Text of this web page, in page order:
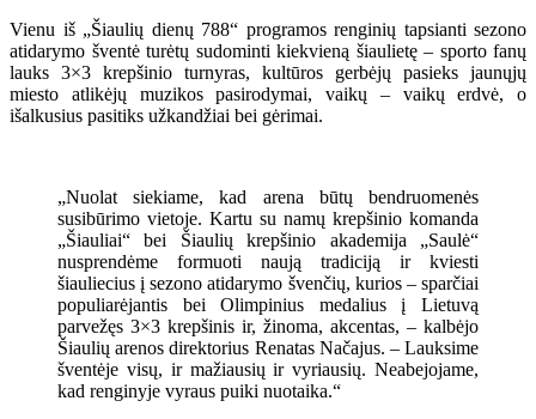
Vienu iš „Šiaulių dienų 788“ programos renginių tapsianti sezono
atidarymo šventė turėtų sudominti kiekvieną šiaulietę – sporto fanų
lauks 3×3 krepšinio turnyras, kultūros gerbėjų pasieks jaunųjų
miesto atlikėjų muzikos pasirodymai, vaikų – vaikų erdvė, o
išalkusius pasitiks užkandžiai bei gėrimai.
„Nuolat siekiame, kad arena būtų bendruomenės
susibūrimo vietoje. Kartu su namų krepšinio komanda
„Šiauliai“ bei Šiaulių krepšinio akademija „Saulė“
nusprendėme formuoti naują tradiciją ir kviesti
šiauliecius į sezono atidarymo švenčių, kurios – sparčiai
populiarėjantis bei Olimpinius medalius į Lietuvą
parvežęs 3×3 krepšinis ir, žinoma, akcentas, – kalbėjo
Šiaulių arenos direktorius Renatas Načajus. – Lauksime
šventėje visų, ir mažiausių ir vyriausių. Neabejojame,
kad renginyje vyraus puiki nuotaika.“